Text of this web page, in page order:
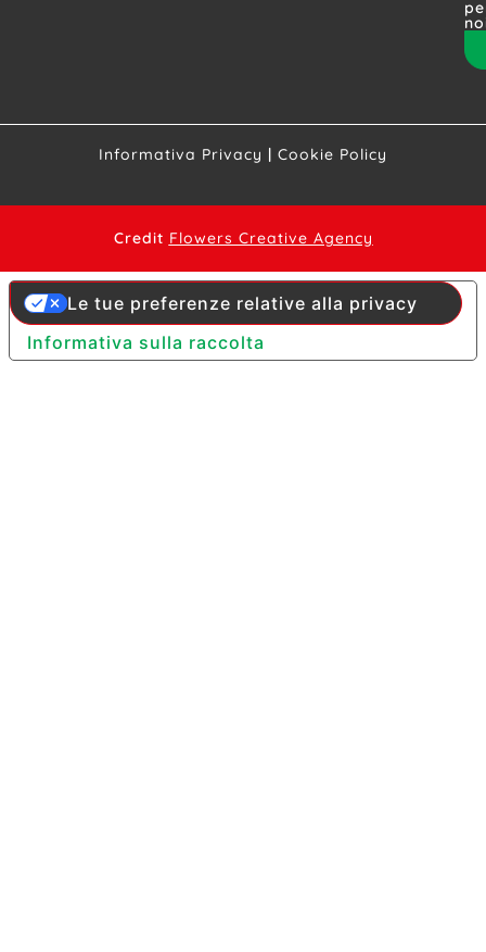
Informativa Privacy | Cookie Policy
Credit Flowers Creative Agency
Informativa sulla raccolta
Le tue preferenze relative alla privacy